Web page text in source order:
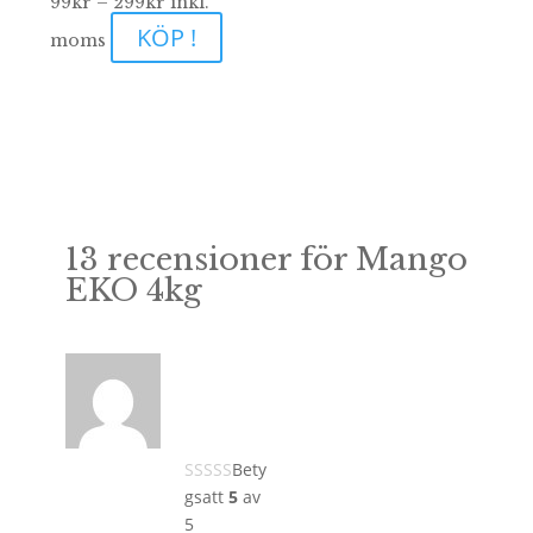
99kr
till
moms
KÖP !
13 recensioner för Mango
EKO 4kg
Bety
gsatt 5av
5